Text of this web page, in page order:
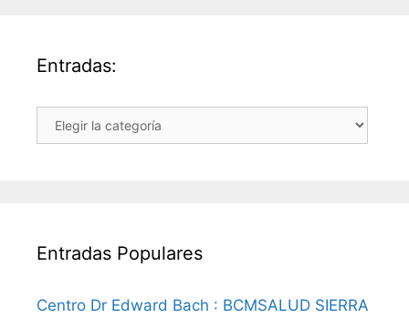
Entradas:
Entradas:
Entradas Populares
Centro Dr Edward Bach : BCMSALUD SIERRA